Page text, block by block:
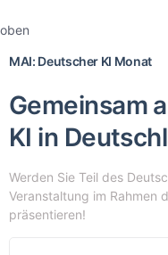
oben
MAI: Deutscher KI Monat
Gemeinsam
KI in
Werden Sie Teil des
Veranstaltung im Rahmen
präsentieren!